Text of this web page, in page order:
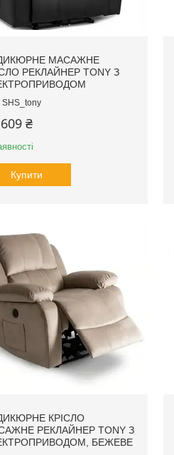
МАСАЖНЕ
РЕКЛАЙНЕР TONY З
SHS_tony
₴
Купити
КРІСЛО
РЕКЛАЙНЕР TONY З
БЕЖЕВЕ